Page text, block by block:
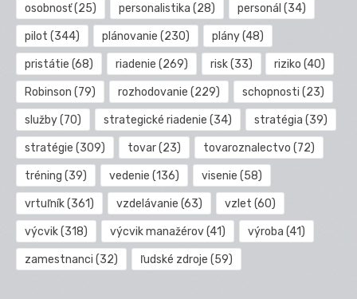
osobnosť(25) personalistika (28) personál (34)
pilot (344) plánovanie (230) plány(48)
pristátie (68) riadenie (269) risk(33) riziko (40)
Robinson (79) rozhodovanie (229) schopnosti (23)
služby(70) strategické riadenie (34) stratégia (39)
stratégie (309) tovar(23) tovaroznalectvo (72)
tréning (39) vedenie (136) visenie (58)
vrtuľník(361) vzdelávanie (63) vzlet (60)
výcvik(318) výcvik manažérov(41) výroba (41)
zamestnanci (32) ľudské zdroje (59)